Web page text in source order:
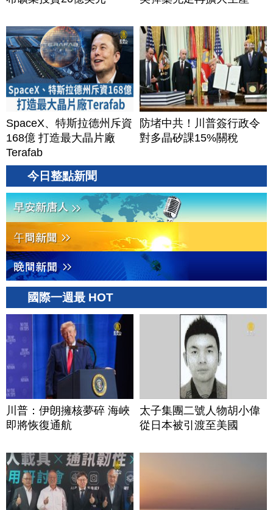
SpaceX、特斯拉德州斥資
168億 打造最大晶片廠
Terafab
防堵中共！川普簽行政令
對多晶矽課15%關稅
今日整點新聞
國際一週最 HOT
川普：伊朗擁核夢碎 海峽
即將恢復通航
太子集團二號人物胡小偉
從日本被引渡至美國